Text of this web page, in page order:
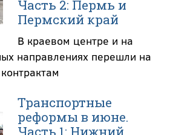
Часть 2: Пермь и
Пермский край
В краевом центре и на
направлениях перешли на
Транспортные
реформы в июне.
Часть 1: Нижний